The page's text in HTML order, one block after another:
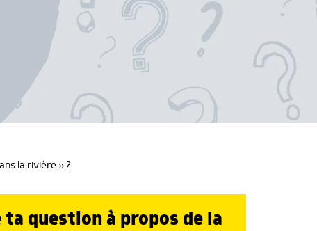
la rivière » ?
ta question à propos de la